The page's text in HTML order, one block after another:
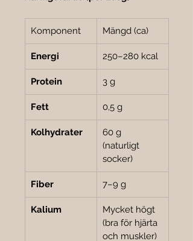
Komponent Mängd (ca)
Energi 250–280 kcal
Protein 3 g
Fett 0,5 g
Kolhydrater
60 g
(naturligt
socker)
Fiber 7–9 g
Kalium
Mycket högt
(bra för hjärta
och muskler)